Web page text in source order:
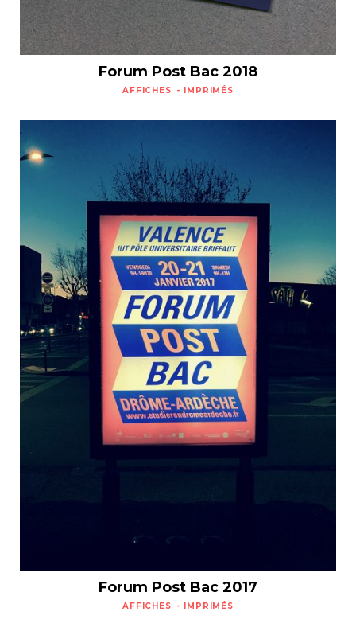
AFFICHES IMPRIMÉS
Forum Post Bac 2018
AFFICHES IMPRIMÉS
Forum Post Bac 2017